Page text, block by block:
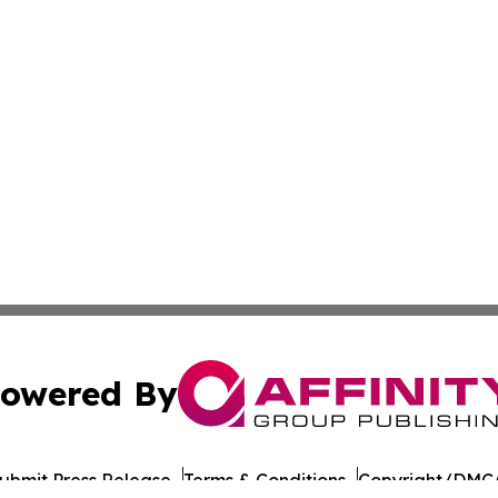
By
Press Release Terms & Conditions Copyright/